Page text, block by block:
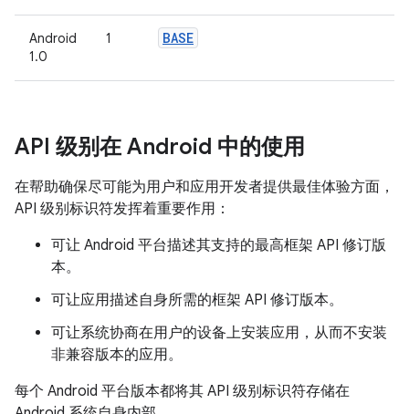
Android
1.0
1 BASE
API 级别在 Android 中的使用
在帮助确保尽可能为用户和应用开发者提供最佳体验方面，
API 级别标识符发挥着重要作用：
可让 Android 平台描述其支持的最高框架 API 修订版
本。
可让应用描述自身所需的框架 API 修订版本。
可让系统协商在用户的设备上安装应用，从而不安装
非兼容版本的应用。
每个 Android 平台版本都将其 API 级别标识符存储在